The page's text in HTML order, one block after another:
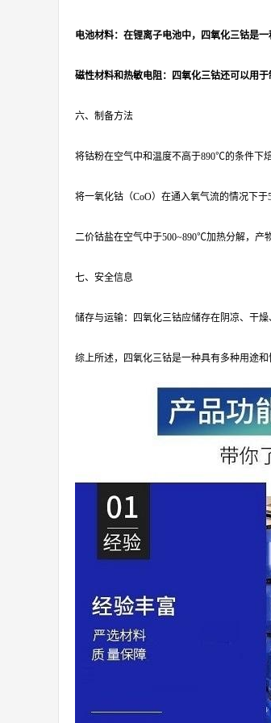
电池材料：在锂离子电池中，四氧化三钴是
磁性材料和热敏电阻：四氧化三钴还可以用于
六、制备方法
将钴粉在空气中和温度不高于890℃的条件下焙
将一氧化钴（CoO）在通入氧气流的情况下
二价钴盐在空气中于500~890℃加热分解，产物
七、安全信息
储存与运输：四氧化三钴应储存在阴凉、干
综上所述，四氧化三钴是一种具有多种用途